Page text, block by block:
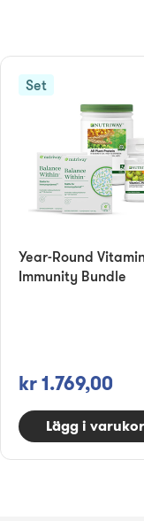
Set
Year-Round Vitamin
Immunity Bundle
kr 1.769,00
Lägg i